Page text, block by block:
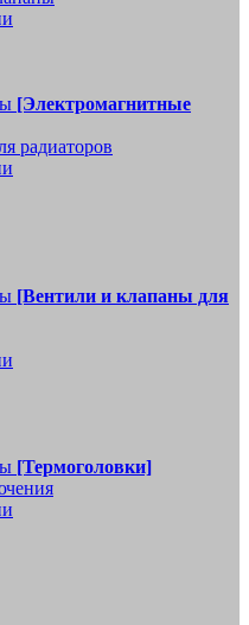
[Электромагнитные
радиаторов
[Вентили и клапаны для
[Термоголовки]